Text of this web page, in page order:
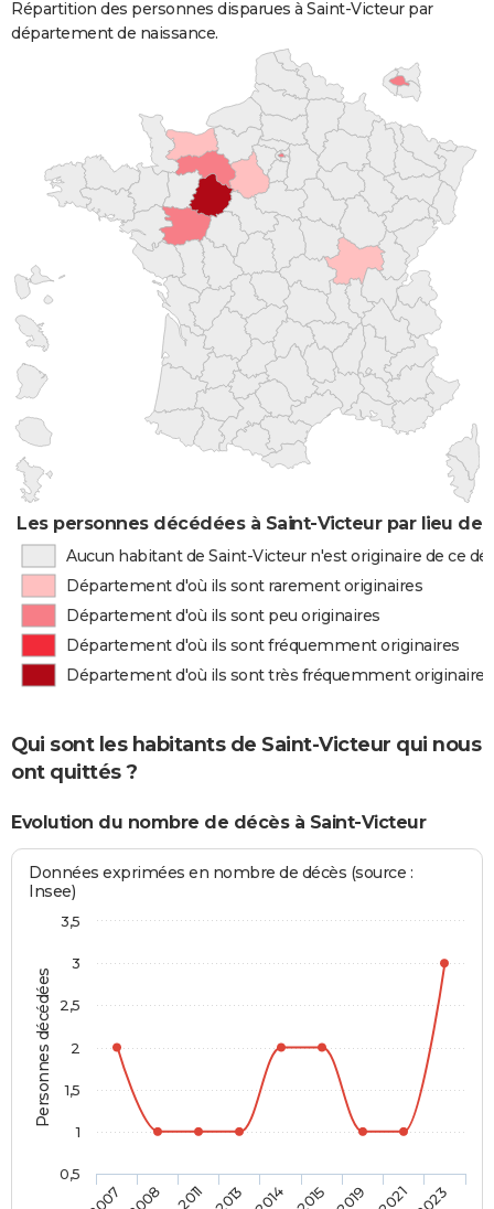
Répartition des personnes disparues à Saint-Victeur par
département de naissance.
Les personnes décédées à Saint-Victeur par lieu de
Aucun habitant de Saint-Victeur n'est originaire de ce
Département d'où ils sont rarement originaires
Département d'où ils sont peu originaires
Département d'où ils sont fréquemment originaires
Département d'où ils sont très fréquemment originaires
Qui sont les habitants de Saint-Victeur qui nous
ont quittés ?
Evolution du nombre de décès à Saint-Victeur
Personnes décédées
Données exprimées en nombre de décès (source :
Insee)
2011 2013 2014 2015 2019 2021
0,5
1
1,5
2
2,5
3
3,5